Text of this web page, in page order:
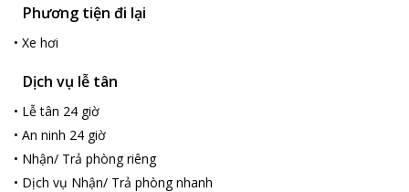
trình tham quan cho riêng mình. Valentine Hotel Da Nang với 29
phòng, được thiết kế hiện đại và hơi hướng lãng mạn, cộng với
những trải nghiệm thú vị và đáng nhớ cho Quý khách hàng.
“VALENTINE, cho một kỳ nghỉ ngọt ngào”.
Phương tiện đi lại
• Xe hơi
Dịch vụ lễ tân
• Lễ tân 24 giờ
• An ninh 24 giờ
• Nhận/ Trả phòng riêng
• Dịch vụ Nhận/ Trả phòng nhanh